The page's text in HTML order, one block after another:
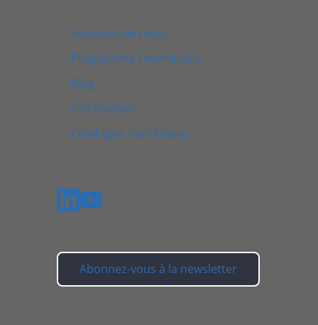
À propos de nous
Programme revendeurs
Blog
Cas réussies
Catalogue numérique
Abonnez-vous à la newsletter